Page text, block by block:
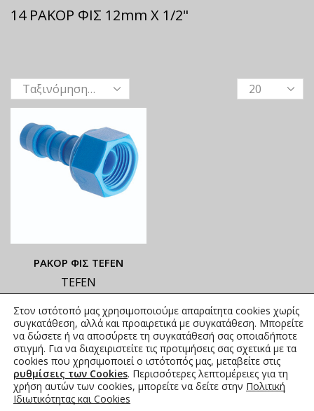
14 ΡΑΚΟΡ ΦΙΣ 12mm X 1/2"
ΡΑΚΟΡ ΦΙΣ TEFEN
TEFEN
ΑΝΑΓΡΑΦΟΝΤΑΙ ΣΤΟ
ΑΝΗΡΤΗΜΕΝΟ PDF
0,00€ συμπ. Φ.Π.Α.
Στον ιστότοπό μας χρησιμοποιούμε απαραίτητα cookies χωρίς
συγκατάθεση, αλλά και προαιρετικά με συγκατάθεση. Μπορείτε
να δώσετε ή να αποσύρετε τη συγκατάθεσή σας οποιαδήποτε
στιγμή. Για να διαχειριστείτε τις προτιμήσεις σας σχετικά με τα
cookies που χρησιμοποιεί ο ιστότοπός μας, μεταβείτε στις
ρυθμίσεις των Cookies. Περισσότερες λεπτομέρειες για τη
χρήση αυτών των cookies, μπορείτε να δείτε στην Πολιτική
Ιδιωτικότητας και Cookies